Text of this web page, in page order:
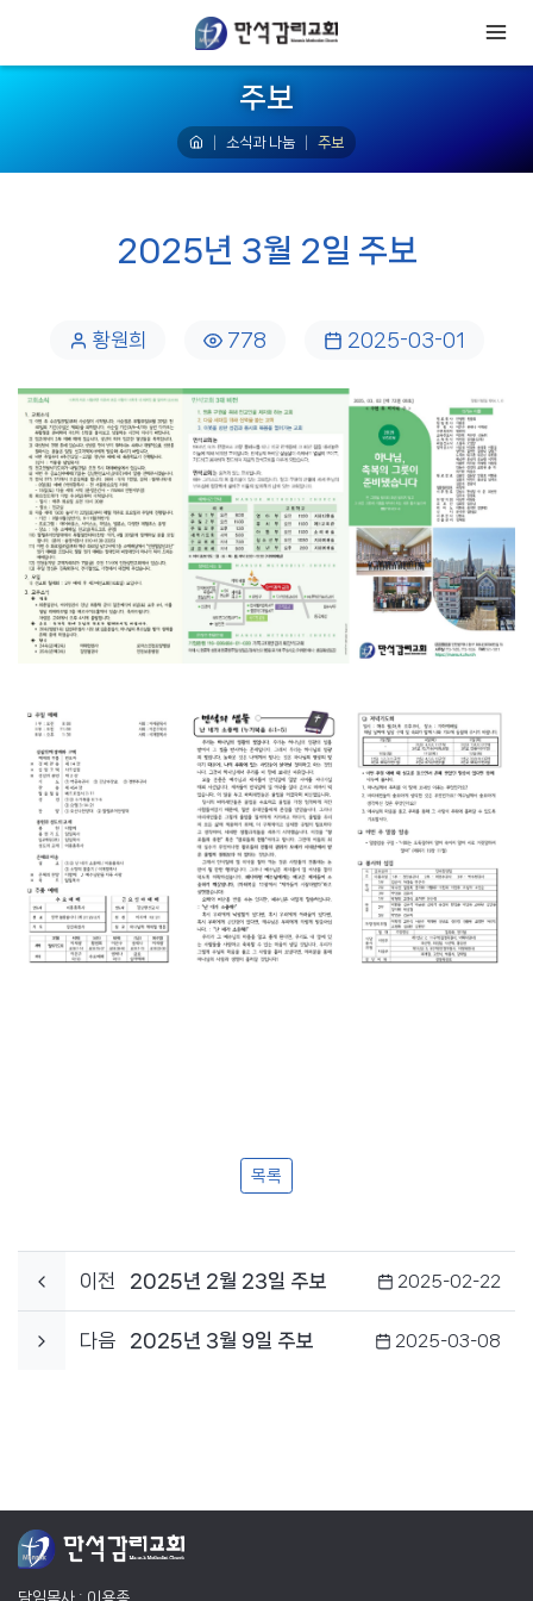
주보
소식과 나눔 주보
2025년 3월 2일 주보
황원희 778 2025-03-01
목록
이전 2025년 2월 23일 주보 2025-02-22
다음 2025년 3월 9일 주보 2025-03-08
담임목사 : 이용종